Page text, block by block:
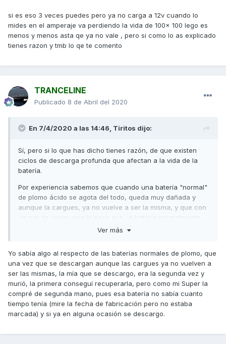
si es eso 3 veces puedes pero ya no carga a 12v cuando lo
mides en el amperaje va perdiendo la vida de 100x 100 lego es
menos y menos asta qe ya no vale , pero si como lo as explicado
tienes razon y tmb lo qe te comento
TRANCELINE
Publicado 8 de Abril del 2020
En 7/4/2020 a las 14:46, Tiritos dijo:
Sí, pero si lo que has dicho tienes razón, de que existen
ciclos de descarga profunda que afectan a la vida de la
batería.
Por experiencia sabemos que cuando una batería "normal"
de plomo ácido se agota del todo, queda muy dañada y
aunque la cargues, ya no vuelve a ser la misma, y que con
un par de veces que le pase eso, la batería normalmente
batería de gel me ha pasado lo de descargarse
completamente 3 veces, y 3 veces que la he cargado y ha
vuelto a responder, pero no se decirte los ciclos que le
quedan.
Un saludo
Ver más
Yo sabía algo al respecto de las baterías normales de plomo, que
una vez que se descargan aunque las cargues ya no vuelven a
ser las mismas, la mía que se descargo, era la segunda vez y
murió, la primera conseguí recuperarla, pero como mi Super la
compré de segunda mano, pues esa batería no sabía cuanto
tiempo tenía (mire la fecha de fabricación pero no estaba
marcada) y si ya en alguna ocasión se descargo.